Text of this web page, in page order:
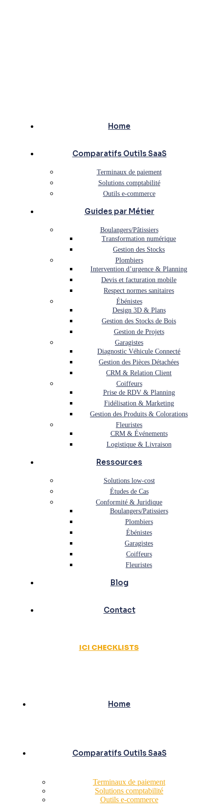
Home
Comparatifs Outils SaaS
Terminaux de paiement
Solutions comptabilité
Outils e-commerce
Guides par Métier
Boulangers/Pâtissiers
Transformation numérique
Gestion des Stocks
Plombiers
Intervention d’urgence & Planning
Devis et facturation mobile
Respect normes sanitaires
Ébénistes
Design 3D & Plans
Gestion des Stocks de Bois
Gestion de Projets
Garagistes
Diagnostic Véhicule Connecté
Gestion des Pièces Détachées
CRM & Relation Client
Coiffeurs
Prise de RDV & Planning
Fidélisation & Marketing
Gestion des Produits & Colorations
Fleuristes
CRM & Événements
Logistique & Livraison
Ressources
Solutions low-cost
Études de Cas
Conformité & Juridique
Boulangers/Patissiers
Plombiers
Ébénistes
Garagistes
Coiffeurs
Fleuristes
Blog
Contact
ICI CHECKLISTS
Home
Comparatifs Outils SaaS
Terminaux de paiement
Solutions comptabilité
Outils e-commerce